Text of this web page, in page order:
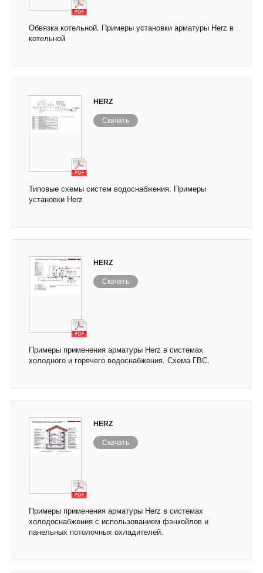
Обвязка котельной. Примеры установки арматуры Herz в
котельной
HERZ
Скачать
Типовые схемы систем водоснабжения. Примеры
установки Herz
HERZ
Скачать
Примеры применения арматуры Herz в системах
холодного и горячего водоснабжения. Схема ГВС.
HERZ
Скачать
Примеры применения арматуры Herz в системах
холодоснабжения с использованием фэнкойлов и
панельных потолочных охладителей.